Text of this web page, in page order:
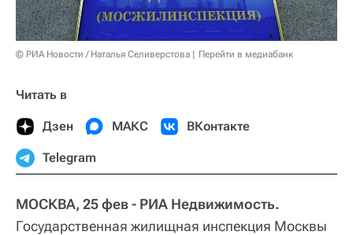
© РИА Новости / Наталья Селиверстова Перейти в медиабанк
Читать в
Дзен МАКС ВКонтакте
Telegram
МОСКВА, 25 фев - РИА Недвижимость.
Государственная жилищная инспекция Москвы